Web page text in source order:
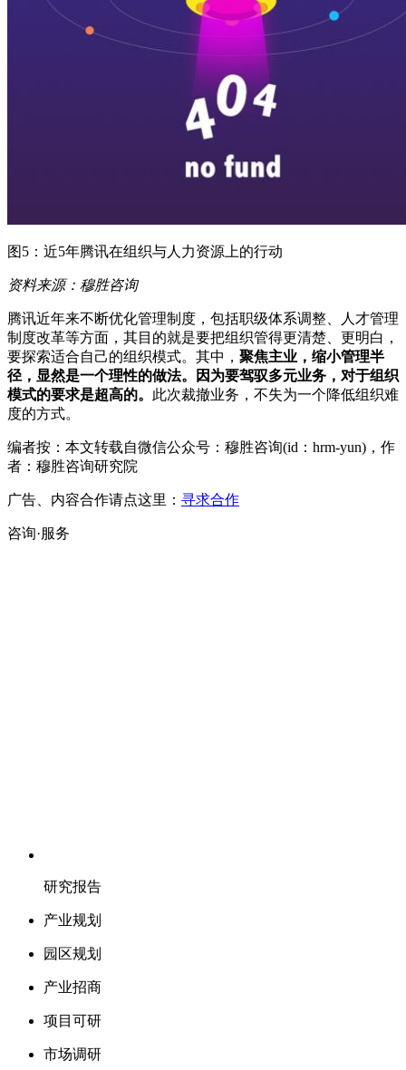
图5：近5年腾讯在组织与人力资源上的行动
资料来源：穆胜咨询
腾讯近年来不断优化管理制度，包括职级体系调整、人才管理
制度改革等方面，其目的就是要把组织管得更清楚、更明白，
要探索适合自己的组织模式。其中， 聚焦主业，缩小管理半
径，显然是一个理性的做法。因为要驾驭多元业务，对于组织
模式的要求是超高的。 此次裁撤业务，不失为一个降低组织难
度的方式。
编者按：本文转载自微信公众号：穆胜咨询(id：hrm-yun)，作
者：穆胜咨询研究院
广告、内容合作请点这里： 寻求合作
咨询·服务
研究报告
产业规划
园区规划
产业招商
项目可研
市场调研